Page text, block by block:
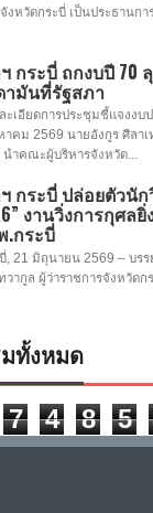
จังหวัดกระบี่ เป็นประธาน
กระบี่ ถกงบปี
ามันที่รัฐสภา
ะเอียดการประชุมชี้แจงง
าคม 2569 นายอังกูร ศีลาเ
นำคณะผู้บริหารจังหวัด...
กระบี่ ปล่อยตัวนักวิ่
งานวิ่งการกุศล
.กระบี่
, 21 มิถุนายน 2569 – บร
วากูล ผู้ว่าราชการจังหวัด
ทั้งหมด
7 4 8 5